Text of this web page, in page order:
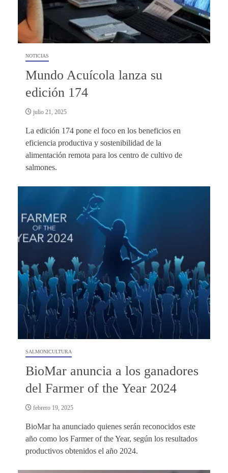
NOTICIAS
Mundo Acuícola lanza su
edición 174
julio 21, 2025
La edición 174 pone el foco en los beneficios en
eficiencia productiva y sostenibilidad de la
alimentación remota para los centro de cultivo de
salmones.
SALMONICULTURA
BioMar anuncia a los ganadores
del Farmer of the Year 2024
febrero 19, 2025
BioMar ha anunciado quienes serán reconocidos este
año como los Farmer of the Year, según los resultados
productivos obtenidos el año 2024.